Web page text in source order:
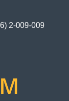
2-009-009